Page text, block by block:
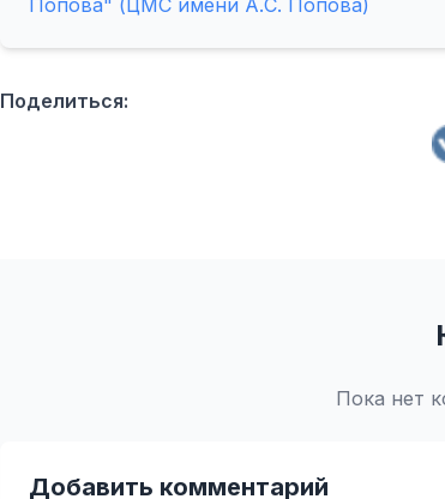
Попова" (ЦМС имени А.С. Попова)
Поделиться:
Пока нет
Добавить комментарий